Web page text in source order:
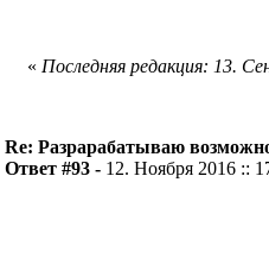
« Последняя редакция: 13.
Re: Разрарабатываю
Ответ #93 - 12. Ноября 2016 ::